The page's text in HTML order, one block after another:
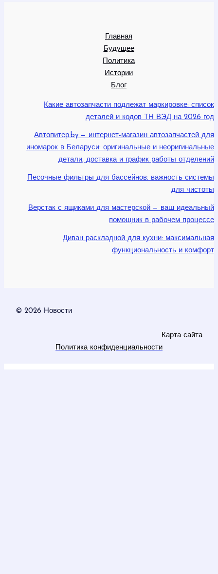
Главная
Будущее
Политика
Истории
Блог
Какие автозапчасти подлежат маркировке: список
деталей и кодов ТН ВЭД на 2026 год
Автопитер.by — интернет-магазин автозапчастей для
иномарок в Беларуси: оригинальные и неоригинальные
детали, доставка и график работы отделений
Песочные фильтры для бассейнов: важность системы
для чистоты
Верстак с ящиками для мастерской — ваш идеальный
помощник в рабочем процессе
Диван раскладной для кухни: максимальная
функциональность и комфорт
© 2026 Новости
Карта сайта
Политика конфиденциальности